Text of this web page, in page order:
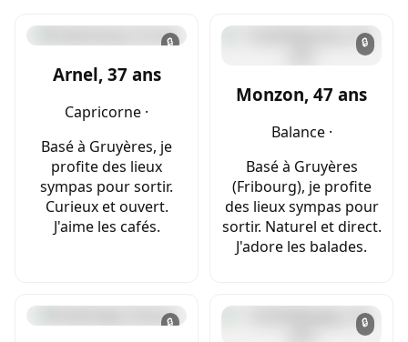
🔒
Arnel, 37 ans
Capricorne ·
Basé à Gruyères, je
profite des lieux
sympas pour sortir.
Curieux et ouvert.
J'aime les cafés.
🔒
Monzon, 47 ans
Balance ·
Basé à Gruyères
(Fribourg), je profite
des lieux sympas pour
sortir. Naturel et direct.
J'adore les balades.
🔒 🔒